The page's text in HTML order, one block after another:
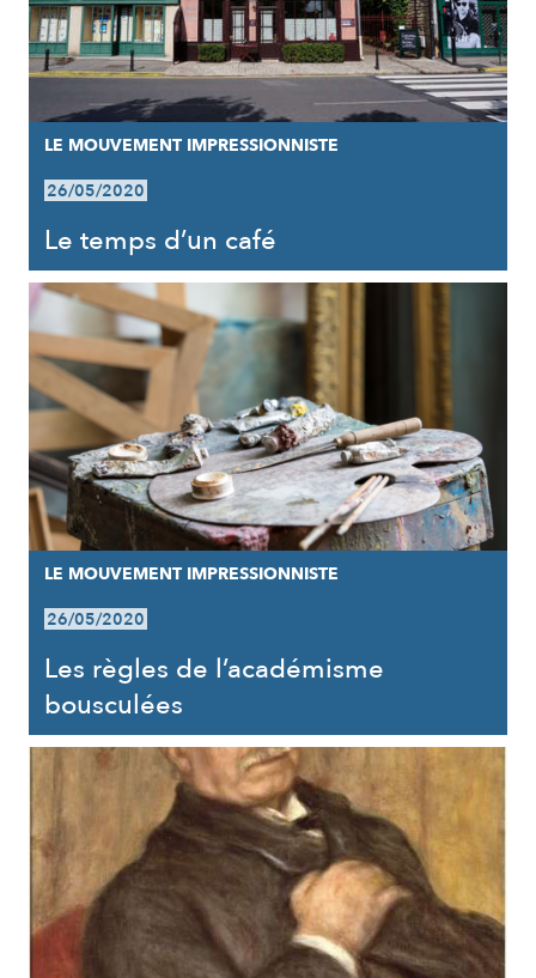
LE MOUVEMENT IMPRESSIONNISTE
26/05/2020
Le temps d’un café
LE MOUVEMENT IMPRESSIONNISTE
26/05/2020
Les règles de l’académisme
bousculées